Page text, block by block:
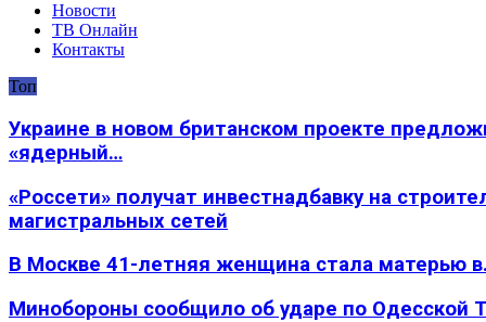
Новости
ТВ Онлайн
Контакты
Топ
Украине в новом британском проекте
«ядерный…
«Россети» получат инвестнадбавку на
магистральных сетей
В Москве 41-летняя женщина стала матерью
Минобороны сообщило об ударе по Одесской